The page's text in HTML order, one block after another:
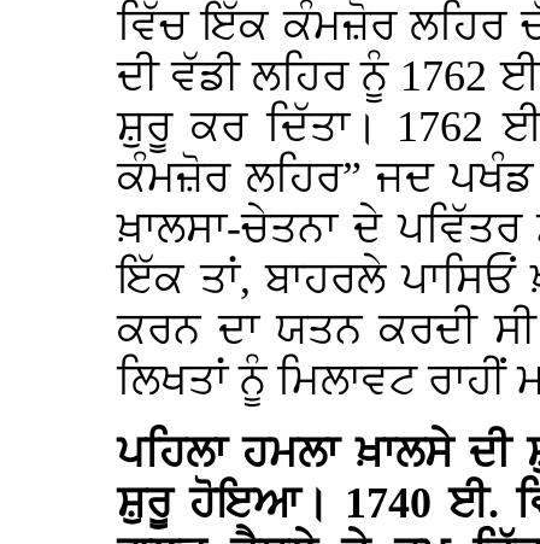
ਵਿੱਚ ਇੱਕ ਕੰਮਜ਼ੋਰ ਲਹਿਰ
ਦੀ ਵੱਡੀ ਲਹਿਰ ਨੂੰ 1762
ਸ਼ੁਰੂ ਕਰ ਦਿੱਤਾ। 1762
ਕੰਮਜ਼ੋਰ ਲਹਿਰ” ਜਦ ਪਖੰਡ
ਖ਼ਾਲਸਾ-ਚੇਤਨਾ ਦੇ
ਇੱਕ ਤਾਂ, ਬਾਹਰਲੇ ਪਾਸਿਓਂ
ਕਰਨ ਦਾ ਯਤਨ ਕਰਦੀ
ਲਿਖਤਾਂ ਨੂੰ ਮਿਲਾਵਟ ਰਾਹੀਂ
ਪਹਿਲਾ ਹਮਲਾ ਖ਼ਾਲਸੇ
ਸ਼ੁਰੂ ਹੋਇਆ। 1740 ਈ.